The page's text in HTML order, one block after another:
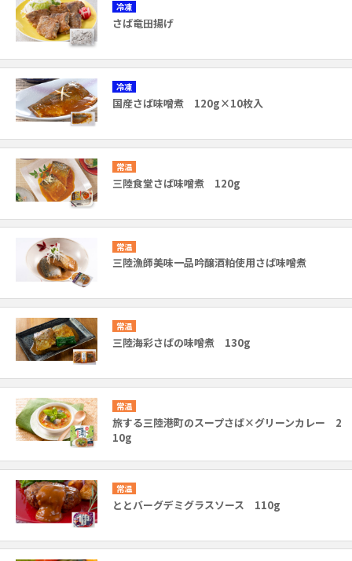
冷凍
さば竜田揚げ
冷凍
国産さば味噌煮 120g×10枚入
常温
三陸食堂さば味噌煮 120g
常温
三陸漁師美味一品吟醸酒粕使用さば味噌煮
常温
三陸海彩さばの味噌煮 130g
常温
旅する三陸港町のスープさば×グリーンカレー 2
10g
常温
ととバーグデミグラスソース 110g